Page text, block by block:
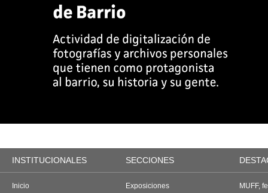
INSTITUCIONALES SECCIONES
Inicio
Exposiciones
MUFF,